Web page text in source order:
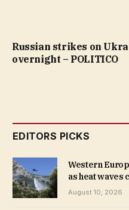
Russian strikes on
overnight – POLITICO
EDITORS PICKS
Western
as heat waves
August 10, 2026